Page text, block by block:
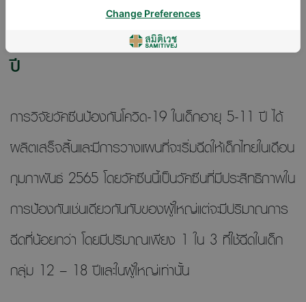
วัคซีนป้องกันโควิด-19 ในเด็กกลุ่มอายุ 5 – 11
ปี
การวิจัยวัคซีนป้องกันโควิด-19 ในเด็กอายุ 5-11 ปี ได้
ผลิตเสร็จสิ้นและมีการวางแผนที่จะเริ่มฉีดให้เด็กไทยในเดือน
กุมภาพันธ์ 2565 โดยวัคซีนนี้เป็นวัคซีนที่มีประสิทธิภาพใน
การป้องกันเช่นเดียวกันกับของผู้ใหญ่แต่จะมีปริมาณการ
ฉีดที่น้อยกว่า โดยมีปริมาณเพียง 1 ใน 3 ที่ใช้ฉีดในเด็ก
กลุ่ม 12 – 18 ปีและในผู้ใหญ่เท่านั้น
Change Preferences